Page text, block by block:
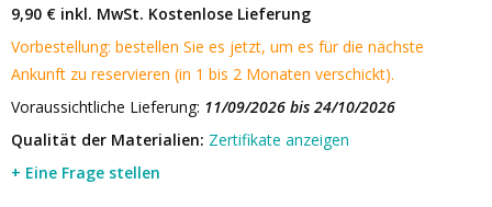
9,90 € inkl. MwSt. Kostenlose Lieferung
Vorbestellung: bestellen Sie es jetzt, um es für die nächste
Ankunft zu reservieren (in 1 bis 2 Monaten verschickt).
Voraussichtliche Lieferung: 11/09/2026 bis 24/10/2026
Qualität der Materialien: Zertifikate anzeigen
+ Eine Frage stellen